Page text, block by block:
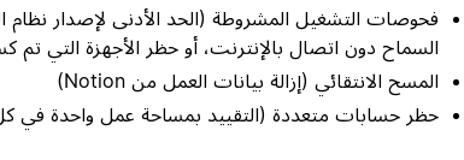
فحوصات التشغيل المشروطة (الحد الأدنى لإصدار نظام
السماح دون اتصال بالإنترنت، أو حظر الأجهزة التي
المسح الانتقائي (إزالة بيانات العمل من Notion)
حظر حسابات متعددة (التقييد بمساحة عمل واحدة في كل